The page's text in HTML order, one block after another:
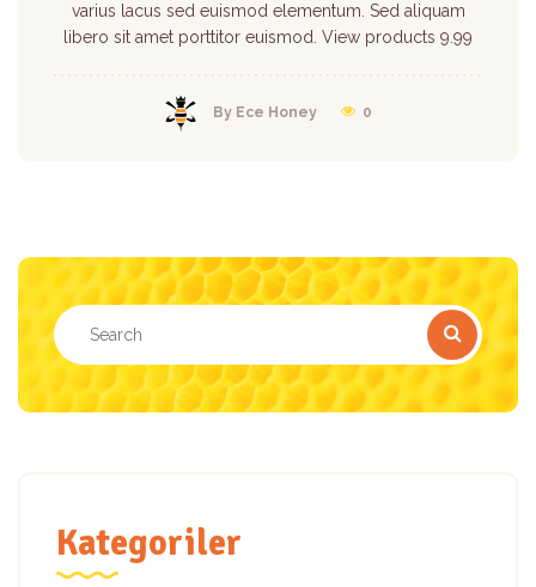
varius lacus sed euismod elementum. Sed aliquam
libero sit amet porttitor euismod. View products 9.99
By Ece Honey 0
Kategoriler